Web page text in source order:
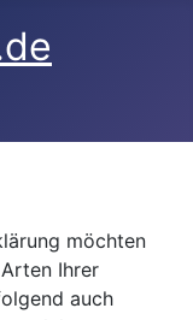
möchten
Ihrer
auch